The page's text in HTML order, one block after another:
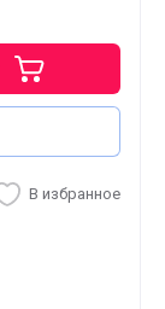
В избранное